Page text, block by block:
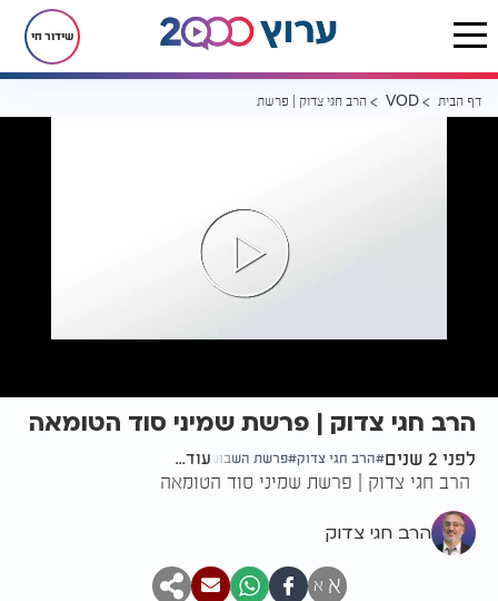
שידור חי
דף הבית VOD הרב חגי צדוק | פרשת שמיני סוד הטומאה
הרב חגי צדוק | פרשת שמיני סוד הטומאה
לפני 2 שנים הרב חגי צדוק פרשת השבוע עוד...
הרב חגי צדוק | פרשת שמיני סוד הטומאה
הרב חגי צדוק
א א